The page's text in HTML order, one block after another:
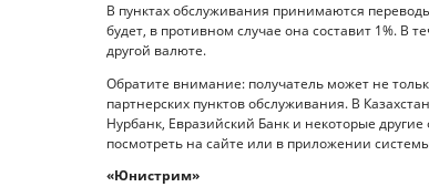
В пунктах обслуживания принимаются
будет, в противном случае она составит 1%. В
другой валюте.
Обратите внимание: получатель может не
партнерских пунктов обслуживания. В
Нурбанк, Евразийский Банк и некоторые
посмотреть на сайте или в приложении
«Юнистрим»